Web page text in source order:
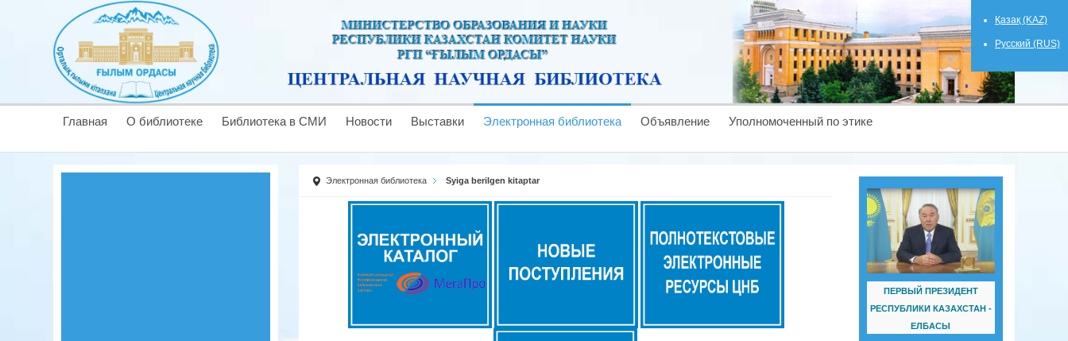
Қазақ (KAZ)
Русский (RUS)
Главная О библиотеке Библиотека в СМИ Новости Выставки Электронная библиотека Объявление Уполномоченный по этике
Электронная библиотека Syiga berilgen kitaptar
ПЕРВЫЙ ПРЕЗИДЕНТ
РЕСПУБЛИКИ КАЗАХСТАН -
ЕЛБАСЫ